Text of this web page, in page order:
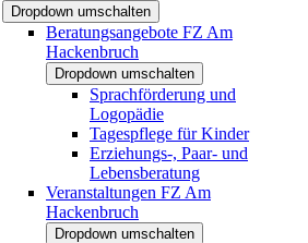
Dropdown umschalten
Beratungsangebote FZ Am
Hackenbruch
Dropdown umschalten
Sprachförderung und
Logopädie
Tagespflege für Kinder
Erziehungs-, Paar- und
Lebensberatung
Veranstaltungen FZ Am
Hackenbruch
Dropdown umschalten